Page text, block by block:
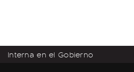
Interna en el Gobierno